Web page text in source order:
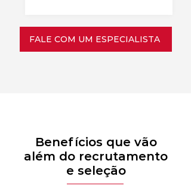
FALE COM UM ESPECIALISTA
Benefícios que vão
além do recrutamento
e seleção